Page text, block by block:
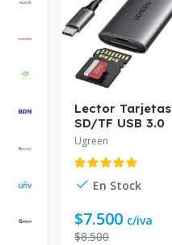
Lector Tarjetas
SD/TF USB 3.0
UGREEN USB-C
CM265
Ugreen
En Stock
$7.500 c/iva
$8.500